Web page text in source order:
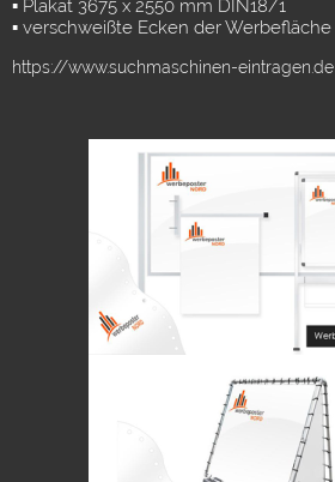
▪ Plakat 3675 x 2550 mm DIN18/1
▪ verschweißte Ecken der Werbefläche
https://www.suchmaschinen-eintragen.de